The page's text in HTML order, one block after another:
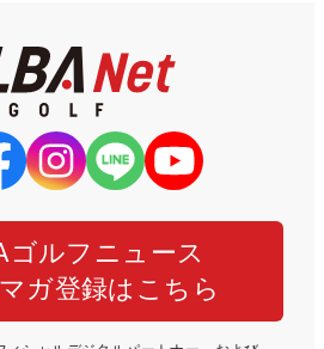
ゴルフニュース
ガ登録はこちら